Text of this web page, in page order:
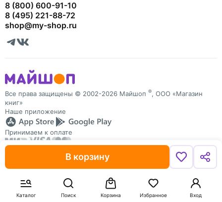
Каталог Поиск Вход
Избранное
Корзина
В корзину
8 (800) 600-91-10
8 (495) 221-88-72
shop@my-shop.ru
Все права защищены © 2002-2026 Майшоп ®, ООО «Магазин
книг»
Наше приложение
Принимаем к оплате
и обрабатывает Cookies для персонализации сервисов. Запретить
обработку Cookies можно в настройках браузера